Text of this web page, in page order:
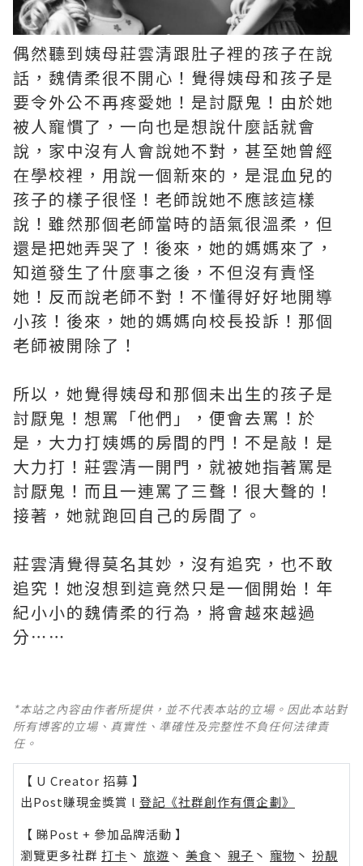
偶然聽到姨母莊雲清跟肚子裡的孩子在說
話，魏倩柔很不開心！覺得姨母和孩子是
要令外公不再疼愛她！是討厭鬼！由於她
被人寵慣了，一向也是想說什麼話就會
說，家中沒有人會說她不對，甚至她曾經
在學校裡，用說一個新來的，是混血兒的
孩子的樣子很怪！老師說她不應該這樣
說！雖然那個老師當時的語氣很溫柔，但
還是把她弄哭了！後來，她的媽媽來了，
知道發生了什麼事之後，不但沒有責怪
她！反而說老師不對！不懂得好好地開導
小孩！後來，她的媽媽向校長投訴！那個
老師被開除了！
所以，她覺得姨母和那個未出生的孩子是
討厭鬼！想罵「他們」，便會去罵！於
是，大力打姨媽的房間的門！不是敲！是
大力打！莊雲清一開門，就被她指著罵是
討厭鬼！而且一連罵了三聲！很大聲的！
接著，她就跑回自己的房間了。
莊雲清覺得莫名其妙，沒有追究，也不敢
追究！她沒想到這竟然只是一個開始！年
紀小小的魏倩柔的行為，將會越來越過
分⋯⋯
*本站之內容由作者所提供，並不代表本站的立場。因此本站對
所有博客的立場、真實性、準確性及完整性不負任何法律責
任。
【 U Creator 招募 】
出Post賺現金獎賞 l 登記《社群創作有價企劃》
【 睇Post + 參加品牌活動 】
瀏覽更多社群 打卡 丶 旅遊 丶 美食 丶 親子 丶 寵物 丶 扮靚